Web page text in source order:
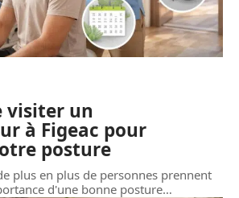
visiter un
à Figeac pour
posture
plus en plus de personnes prennent
d'une bonne posture…